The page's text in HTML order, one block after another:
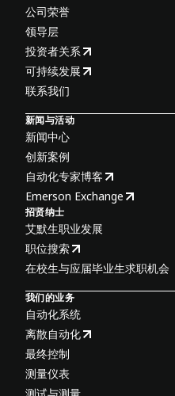
公司荣誉
领导层
投资者关系
可持续发展
联系我们
新闻与活动
新闻中心
创新案例
自动化专家博客
Emerson Exchange
招贤纳士
艾默生职业发展
职位搜索
在校生与应届毕业生求职机会
我们的业务
自动化系统
离散自动化
最终控制
测量仪表